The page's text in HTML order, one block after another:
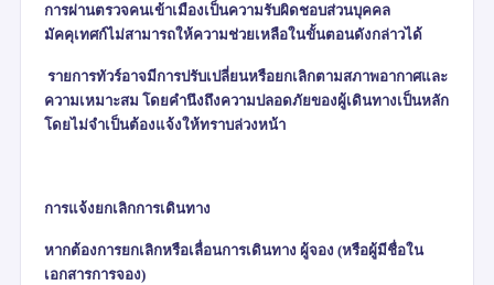
การผ่านตรวจคนเข้าเมืองเป็นความรับผิดชอบส่วนบุคคล
มัคคุเทศก์ไม่สามารถให้ความช่วยเหลือในขั้นตอนดังกล่าวได้
รายการทัวร์อาจมีการปรับเปลี่ยนหรือยกเลิกตามสภาพอากาศและ
ความเหมาะสม โดยคำนึงถึงความปลอดภัยของผู้เดินทางเป็นหลัก
โดยไม่จำเป็นต้องแจ้งให้ทราบล่วงหน้า
การแจ้งยกเลิกการเดินทาง
หากต้องการยกเลิกหรือเลื่อนการเดินทาง ผู้จอง (หรือผู้มีชื่อใน
เอกสารการจอง)